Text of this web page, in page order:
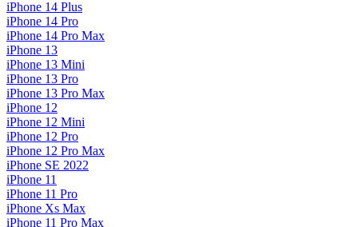
iPhone 14 Plus
iPhone 14 Pro
iPhone 14 Pro Max
iPhone 13
iPhone 13 Mini
iPhone 13 Pro
iPhone 13 Pro Max
iPhone 12
iPhone 12 Mini
iPhone 12 Pro
iPhone 12 Pro Max
iPhone SE 2022
iPhone 11
iPhone 11 Pro
iPhone Xs Max
iPhone 11 Pro Max